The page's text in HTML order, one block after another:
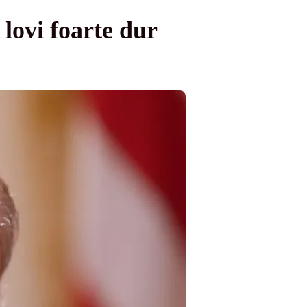
foarte dur